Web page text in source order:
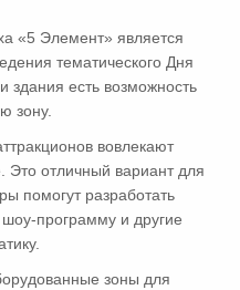
«5 Элемент» является
тематического Дня
здания есть возможность
зону.
вовлекают
Это отличный вариант для
помогут разработать
программу и другие
зоны для